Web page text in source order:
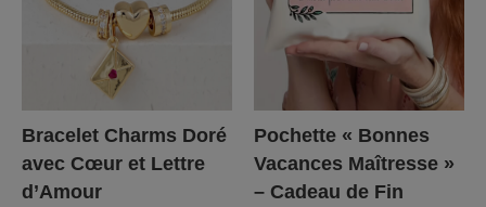
Bracelet Charms Doré
avec Cœur et Lettre
d’Amour
Pochette « Bonnes
Vacances Maîtresse »
– Cadeau de Fin